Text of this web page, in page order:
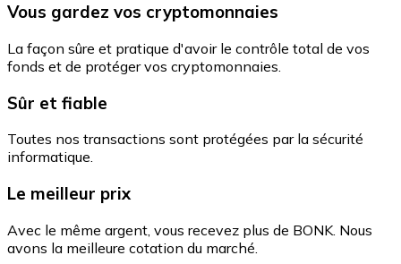
Vous gardez vos cryptomonnaies
La façon sûre et pratique d'avoir le contrôle total de vos
fonds et de protéger vos cryptomonnaies.
Sûr et fiable
Toutes nos transactions sont protégées par la sécurité
informatique.
Le meilleur prix
Avec le même argent, vous recevez plus de BONK. Nous
avons la meilleure cotation du marché.